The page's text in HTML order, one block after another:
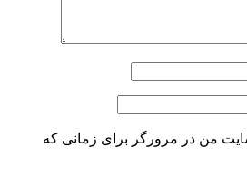
من در مرورگر برای زمانی که